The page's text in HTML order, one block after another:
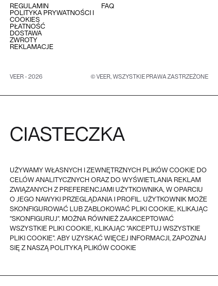
REGULAMIN
POLITYKA PRYWATNOŚCI I
COOKIES
PŁATNOŚĆ
DOSTAWA
ZWROTY
REKLAMACJE
FAQ
VEER - 2026 © VEER, WSZYSTKIE PRAWA ZASTRZEŻONE
CIASTECZKA
UŻYWAMY WŁASNYCH I ZEWNĘTRZNYCH PLIKÓW COOKIE DO
CELÓW ANALITYCZNYCH ORAZ DO WYŚWIETLANIA REKLAM
ZWIĄZANYCH Z PREFERENCJAMI UŻYTKOWNIKA, W OPARCIU
O JEGO NAWYKI PRZEGLĄDANIA I PROFIL. UŻYTKOWNIK MOŻE
SKONFIGUROWAĆ LUB ZABLOKOWAĆ PLIKI COOKIE, KLIKAJĄC
"SKONFIGURUJ". MOŻNA RÓWNIEŻ ZAAKCEPTOWAĆ
WSZYSTKIE PLIKI COOKIE, KLIKAJĄC "AKCEPTUJ WSZYSTKIE
PLIKI COOKIE". ABY UZYSKAĆ WIĘCEJ INFORMACJI, ZAPOZNAJ
SIĘ Z NASZĄ POLITYKĄ PLIKÓW COOKIE